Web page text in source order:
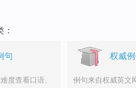
句
度查看口语、
权威
例句来自权威英文